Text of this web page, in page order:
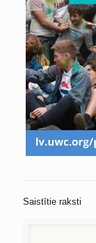
Saistītie raksti